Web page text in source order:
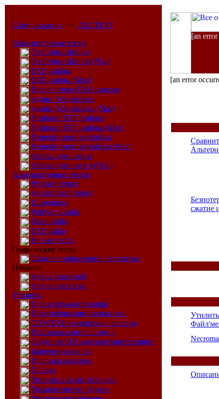
Сайт о сжатии >> ARCTEST
Сравнительные тесты
Текстовые файлы
Текстовые файлы (Mac)
EXE-файлы
EXE-файлы (Mac)
Исполнимые EXE-сжатые
Аудио: Wav-файлы
Аудио: Wav-файлы (Mac)
Графика: TIFF-файлы
Графика: TIFF-файлы (Mac)
Разноформатные файлы
Разноформатные файлы (Mac)
Файлы демо-игры
Файлы демо-игры (Mac)
Альтернативные тесты
Русский текст
Английский текст
Исходники
WinWord-файл
Excel-файл
EXE-файл
Новые тесты
Графические тесты
Сжатие изображений без потерь
Новости
Архив новостей
Архив рассылки
Утилиты
Просмотра-распаковки
Идентификации-распаковки
COM/EXE-распаковки, анализа
Распаковки инсталляций
Создания SFX-архивов/инсталляций
Конвертирования
Починки архивов
Поиска
Универсальные оболочки
Управления баннерами
[an
[an error
сжатие